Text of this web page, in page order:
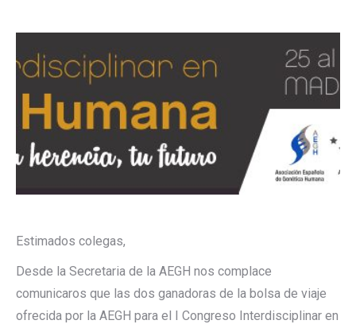
Estimados colegas,
Desde la Secretaria de la AEGH nos complace
comunicaros que las dos ganadoras de la bolsa de viaje
ofrecida por la AEGH para el I Congreso Interdisciplinar en